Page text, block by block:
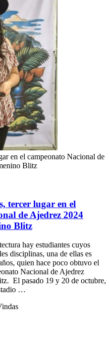
en el campeonato Nacional de
Blitz
tercer lugar en el
de Ajedrez 2024
Blitz
hay estudiantes cuyos
disciplinas, una de ellas es
quien hace poco obtuvo el
Nacional de Ajedrez
El pasado 19 y 20 de octubre,
…